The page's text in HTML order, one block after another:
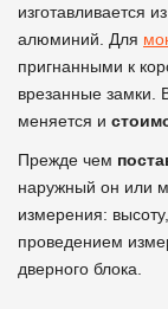
изготавливается
алюминий. Для
пригнанными к
врезанные замки.
меняется и
Прежде чем
наружный он или
измерения:
проведением
дверного блока.